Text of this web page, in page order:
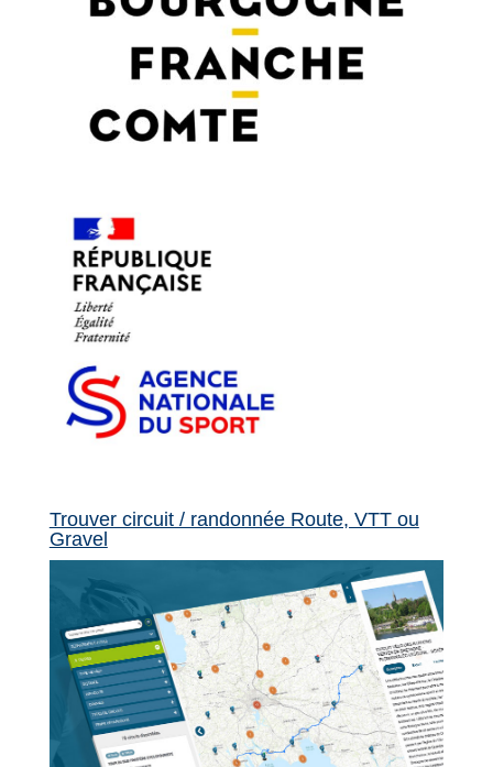
Trouver circuit / randonnée Route, VTT ou
Gravel